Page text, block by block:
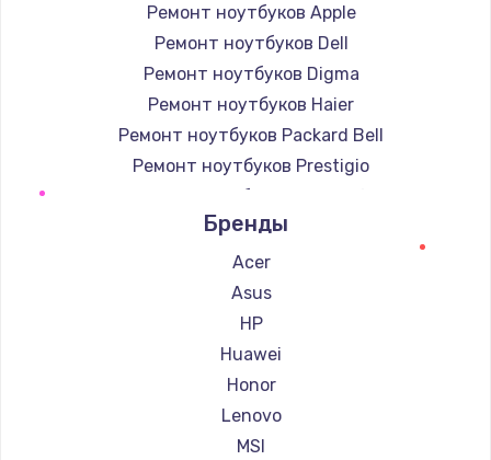
Ремонт ноутбуков Apple
Ремонт ноутбуков Dell
Ремонт ноутбуков Digma
Ремонт ноутбуков Haier
Ремонт ноутбуков Packard Bell
Ремонт ноутбуков Prestigio
Ремонт ноутбуков Microsoft
Ремонт ноутбуков Alienware
Ремонт ноутбуков Aquarius
Ремонт ноутбуков Gigabyte
Ремонт ноутбуков Aorus
Ремонт ноутбуков Maibenben
Ремонт ноутбуков Getac
Ремонт ноутбуков Epson
Ремонт ноутбуков Philips
Бренды
Acer
Asus
HP
Huawei
Honor
Lenovo
MSI